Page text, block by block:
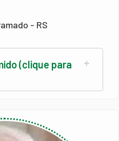
- RS
(clique para